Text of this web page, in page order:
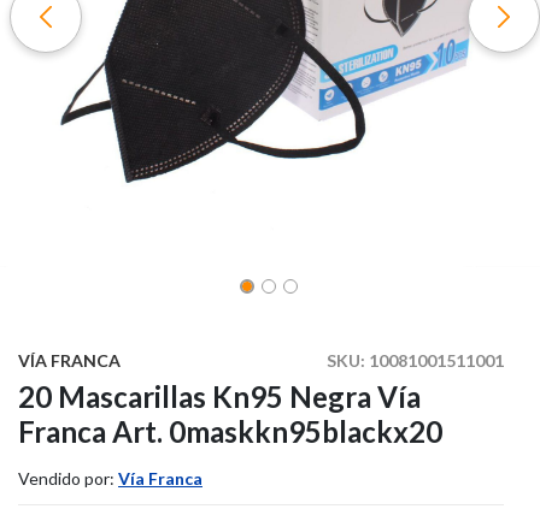
SKU: 10081001511001
VÍA FRANCA
20 Mascarillas Kn95 Negra Vía
Franca Art. 0maskkn95blackx20
Vendido por: Vía Franca